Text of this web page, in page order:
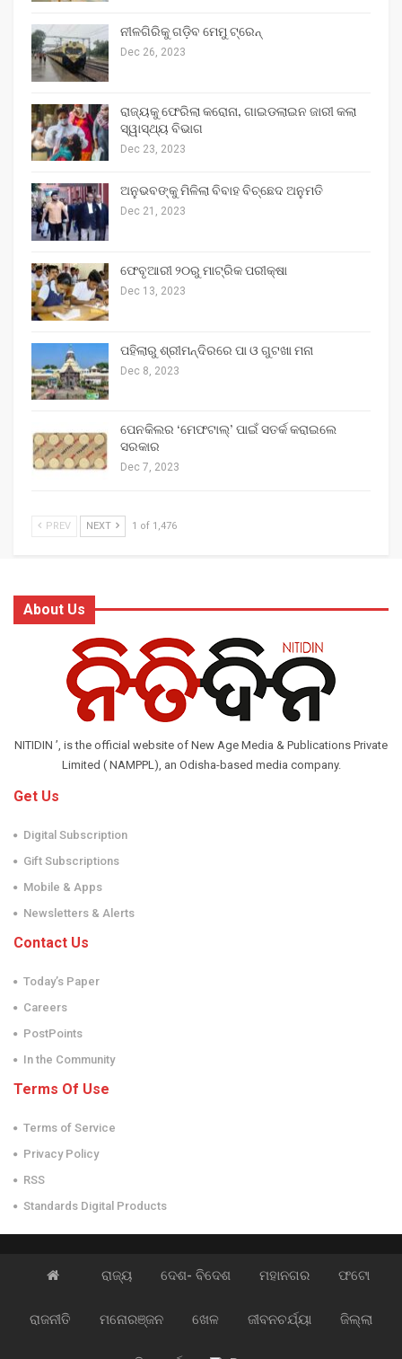
ନୀଳଗିରିକୁ ଗଡ଼ିବ ମେମୁ ଟ୍ରେନ୍‌
Dec 26, 2023
ରାଜ୍ୟକୁ ଫେରିଲା କରୋନା, ଗାଇଡଲାଇନ ଜାରୀ କଲା
ସ୍ୱାସ୍ଥ୍ୟ ବିଭାଗ
Dec 23, 2023
ଅନୁଭବଙ୍କୁ ମିଳିଲା ବିବାହ ବିଚ୍ଛେଦ ଅନୁମତି
Dec 21, 2023
ଫେବୃଆରୀ ୨୦ରୁ ମାଟ୍ରିକ ପରୀକ୍ଷା
Dec 13, 2023
ପହିଲାରୁ ଶ୍ରୀମନ୍ଦିରରେ ପା ଓ ଗୁଟଖା ମନା
Dec 8, 2023
ପେନକିଲର ‘ମେଫଟାଲ୍‌’ ପାଇଁ ସତର୍କ କରାଇଲେ
ସରକାର
Dec 7, 2023
PREV NEXT 1 of 1,476
About Us
NITIDIN ’, is the official website of New Age Media & Publications Private
Limited ( NAMPPL), an Odisha-based media company.
Get Us
Digital Subscription
Gift Subscriptions
Mobile & Apps
Newsletters & Alerts
Contact Us
Today’s Paper
Careers
PostPoints
In the Community
Terms Of Use
Terms of Service
Privacy Policy
RSS
Standards Digital Products
ରାଜ୍ୟ ଦେଶ- ବିଦେଶ ମହାନଗର ଫଟୋ
ରାଜନୀତି ମନୋରଞ୍ଜନ ଖେଳ ଜୀବନଚର୍ଯ୍ୟା ଜିଲ୍ଲା